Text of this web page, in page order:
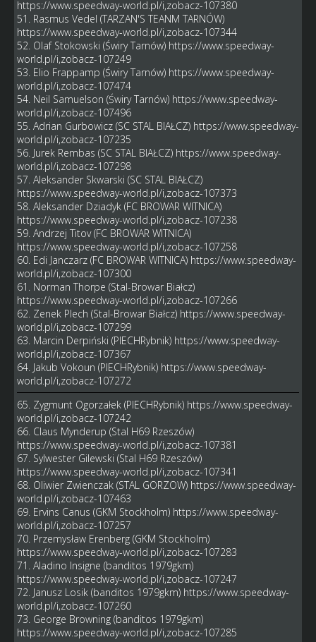
https://www.speedway-world.pl/i,zobacz-107380
51. Rasmus Vedel (TARZAN'S TEANM TARNÓW)
https://www.speedway-world.pl/i,zobacz-107344
52. Olaf Stokowski (Świry Tarnów) https://www.speedway-
world.pl/i,zobacz-107249
53. Elio Frappamp (Świry Tarnów) https://www.speedway-
world.pl/i,zobacz-107474
54. Neil Samuelson (Świry Tarnów) https://www.speedway-
world.pl/i,zobacz-107496
55. Adrian Gurbowicz (SC STAL BIAŁCZ) https://www.speedway-
world.pl/i,zobacz-107235
56. Jurek Rembas (SC STAL BIAŁCZ) https://www.speedway-
world.pl/i,zobacz-107298
57. Aleksander Skwarski (SC STAL BIAŁCZ)
https://www.speedway-world.pl/i,zobacz-107373
58. Aleksander Dziadyk (FC BROWAR WITNICA)
https://www.speedway-world.pl/i,zobacz-107238
59. Andrzej Titov (FC BROWAR WITNICA)
https://www.speedway-world.pl/i,zobacz-107258
60. Edi Janczarz (FC BROWAR WITNICA) https://www.speedway-
world.pl/i,zobacz-107300
61. Norman Thorpe (Stal-Browar Białcz)
https://www.speedway-world.pl/i,zobacz-107266
62. Zenek Plech (Stal-Browar Białcz) https://www.speedway-
world.pl/i,zobacz-107299
63. Marcin Derpiński (PIECHRybnik) https://www.speedway-
world.pl/i,zobacz-107367
64. Jakub Vokoun (PIECHRybnik) https://www.speedway-
world.pl/i,zobacz-107272
65. Zygmunt Ogorzałek (PIECHRybnik) https://www.speedway-
world.pl/i,zobacz-107242
66. Claus Mynderup (Stal H69 Rzeszów)
https://www.speedway-world.pl/i,zobacz-107381
67. Sylwester Gilewski (Stal H69 Rzeszów)
https://www.speedway-world.pl/i,zobacz-107341
68. Oliwier Zwienczak (STAL GORZOW) https://www.speedway-
world.pl/i,zobacz-107463
69. Ervins Canus (GKM Stockholm) https://www.speedway-
world.pl/i,zobacz-107257
70. Przemysław Erenberg (GKM Stockholm)
https://www.speedway-world.pl/i,zobacz-107283
71. Aladino Insigne (banditos 1979gkm)
https://www.speedway-world.pl/i,zobacz-107247
72. Janusz Losik (banditos 1979gkm) https://www.speedway-
world.pl/i,zobacz-107260
73. George Browning (banditos 1979gkm)
https://www.speedway-world.pl/i,zobacz-107285